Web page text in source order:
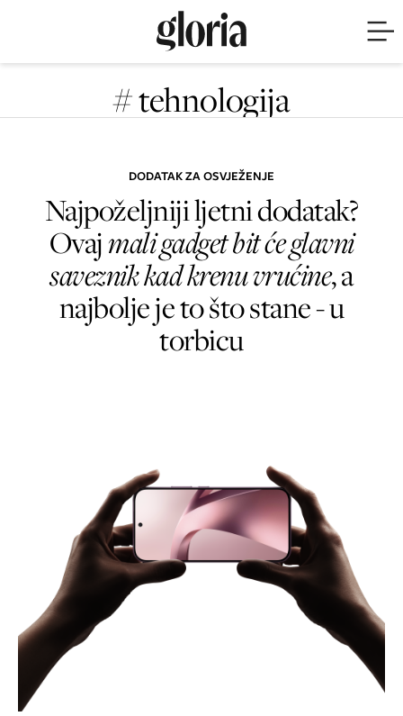
# tehnologija
DODATAK ZA OSVJEŽENJE
Najpoželjniji ljetni dodatak?
Ovajmali gadget bit će glavni
saveznik kad krenu vrućine, a
najbolje je to što stane - u
torbicu